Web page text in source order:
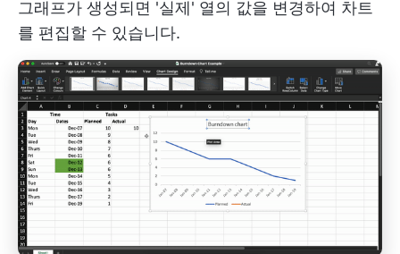
그래프가 생성되면 '실제' 열의 값을 변경하여 차트
를 편집할 수 있습니다.